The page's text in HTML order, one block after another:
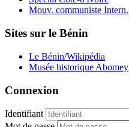
Mouv. communiste Intern.
Sites sur le Bénin
Le Bénin/Wikipédia
Musée historique Abomey
Connexion
Identifiant